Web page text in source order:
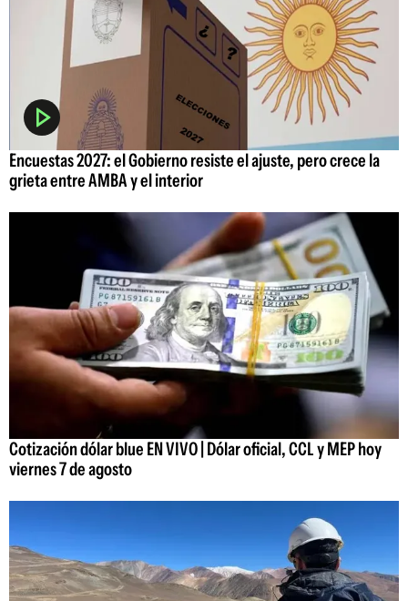
Encuestas 2027: el Gobierno resiste el ajuste, pero crece la
grieta entre AMBA y el interior
Cotización dólar blue EN VIVO | Dólar oficial, CCL y MEP hoy
viernes 7 de agosto